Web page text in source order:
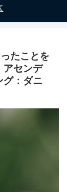
たことを
アセンデ
グ：ダニ